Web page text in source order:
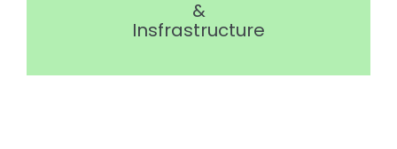
&
Insfrastructure